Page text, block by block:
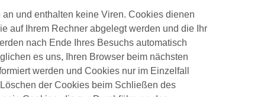
und enthalten keine Viren. Cookies dienen
auf Ihrem Rechner abgelegt werden und die Ihr
nach Ende Ihres Besuchs automatisch
es uns, Ihren Browser beim nächsten
werden und Cookies nur im Einzelfall
der Cookies beim Schließen des